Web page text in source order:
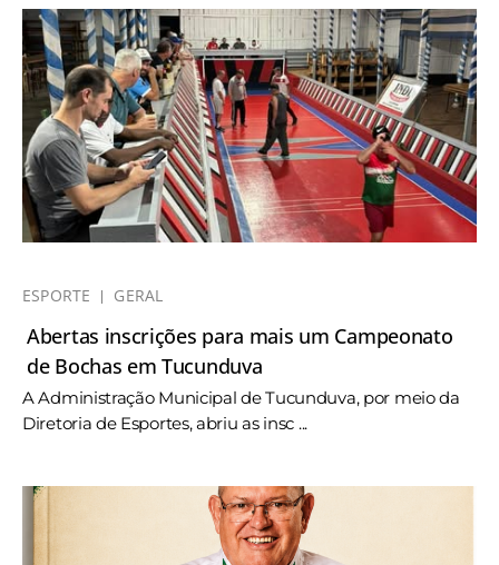
ESPORTE GERAL
Abertas inscrições para mais um Campeonato
de Bochas em Tucunduva
A Administração Municipal de Tucunduva, por meio da
Diretoria de Esportes, abriu as insc ...